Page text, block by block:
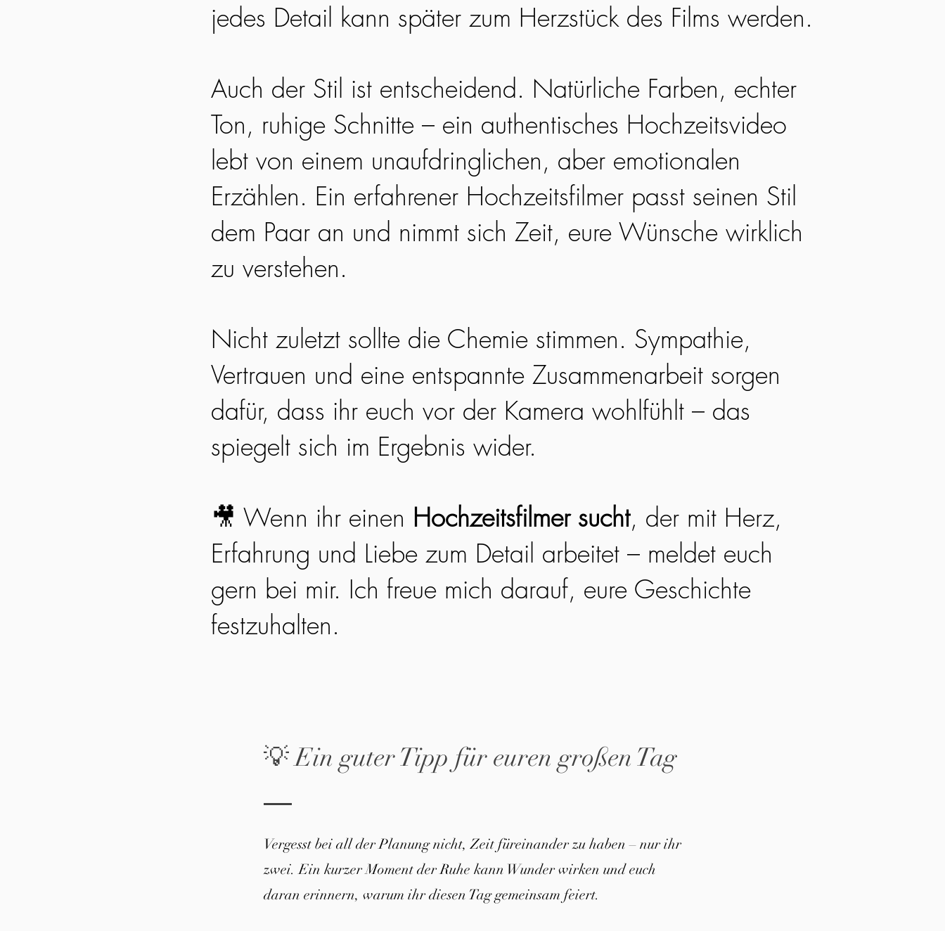
jedes Detail kann später zum Herzstück des Films werden.
Auch der Stil ist entscheidend. Natürliche Farben, echter
Ton, ruhige Schnitte – ein authentisches Hochzeitsvideo
lebt von einem unaufdringlichen, aber emotionalen
Erzählen. Ein erfahrener Hochzeitsfilmer passt seinen Stil
dem Paar an und nimmt sich Zeit, eure Wünsche wirklich
zu verstehen.
Nicht zuletzt sollte die Chemie stimmen. Sympathie,
Vertrauen und eine entspannte Zusammenarbeit sorgen
dafür, dass ihr euch vor der Kamera wohlfühlt – das
spiegelt sich im Ergebnis wider.
🎥 Wenn ihr einen Hochzeitsfilmer sucht, der mit Herz,
Erfahrung und Liebe zum Detail arbeitet – meldet euch
gern bei mir. Ich freue mich darauf, eure Geschichte
festzuhalten.
💡 Ein guter Tipp für euren großen Tag
Vergesst bei all der Planung nicht, Zeit füreinander zu haben – nur ihr
zwei. Ein kurzer Moment der Ruhe kann Wunder wirken und euch
daran erinnern, warum ihr diesen Tag gemeinsam feiert.